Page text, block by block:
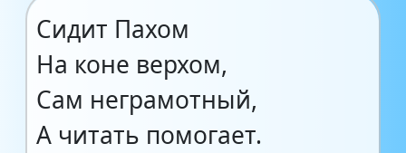
Сидит Пахом
На коне верхом,
Сам неграмотный,
А читать помогает.